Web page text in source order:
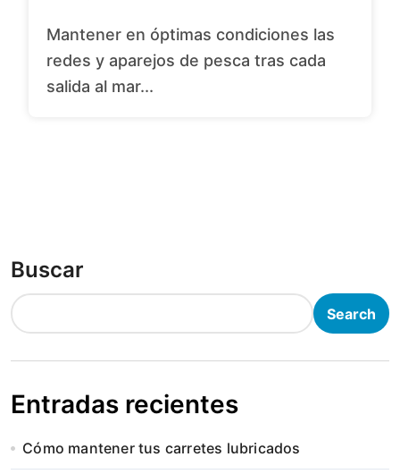
Mantener en óptimas condiciones las
redes y aparejos de pesca tras cada
salida al mar...
Buscar
Search
Entradas recientes
Cómo mantener tus carretes lubricados